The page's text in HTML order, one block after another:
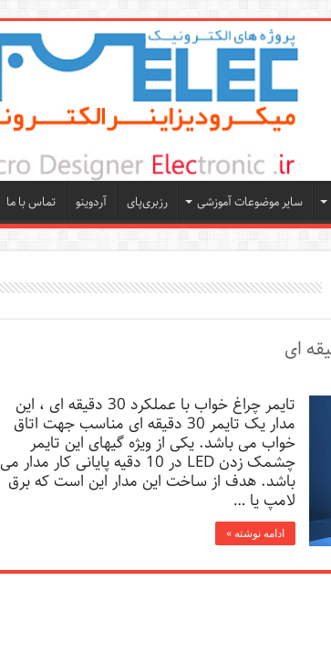
سایر موضوعات آموزشی رزبری‌پای آردوینو تماس با ما
تایمر چراغ خواب با عملکرد 30 دقیقه ای ، این
مدار یک تایمر 30 دقیقه ای مناسب جهت اتاق
خواب می باشد. یکی از ویژه گیهای این تایمر
چشمک زدن LED در 10 دقیه پایانی کار مدار می
باشد. هدف از ساخت اين مدار اين است که برق
لامپ يا …
ادامه نوشته »